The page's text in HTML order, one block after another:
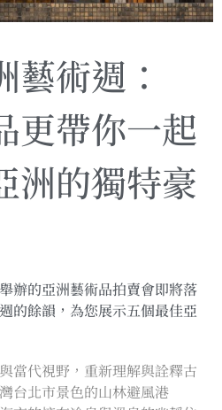
術週：
更帶你一起
洲的獨特豪
辦的亞洲藝術品拍賣會即將落
的餘韻，為您展示五個最佳亞
當代視野，重新理解與詮釋古
台北市景色的山林避風港